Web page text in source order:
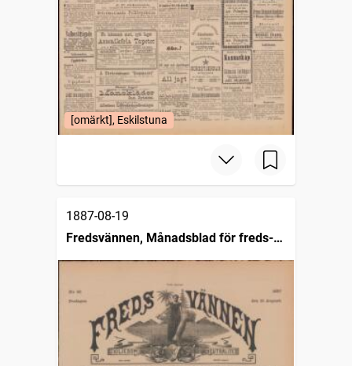
[omärkt], Eskilstuna
1887-08-19
Fredsvännen, Månadsblad för freds-
och skiljedomsföreningen i Sverige